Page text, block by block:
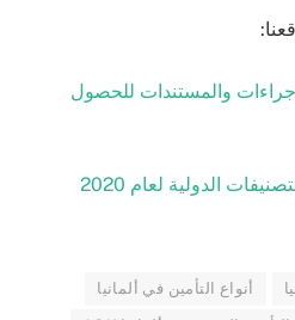
والمستندات للحصول
الدولية لعام 2020
أنواع التأمين في ألمانيا